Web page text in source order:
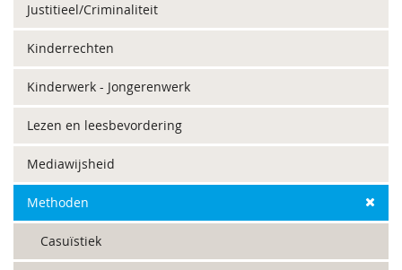
Justitieel/Criminaliteit
Kinderrechten
Kinderwerk - Jongerenwerk
Lezen en leesbevordering
Mediawijsheid
Methoden
Casuïstiek